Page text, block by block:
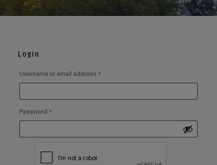
Login
Username or email address *Required
Password *Required